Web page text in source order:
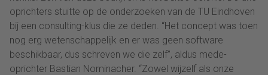
oprichters stuitte op de onderzoeken van de TU Eindhoven
bij een consulting-klus die ze deden. “Het concept was toen
nog erg wetenschappelijk en er was geen software
beschikbaar, dus schreven we die zelf”, aldus mede-
oprichter Bastian Nominacher. “Zowel wijzelf als onze